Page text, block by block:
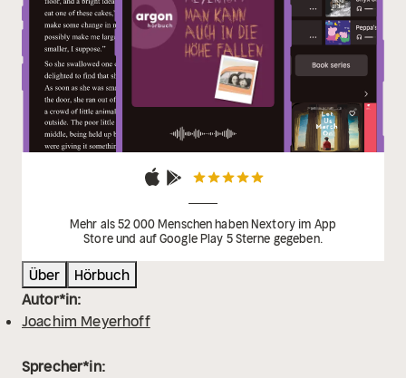
Mehr als 52 000 Menschen haben Nextory im App
Store und auf Google Play 5 Sterne gegeben.
Über
Hörbuch
Autor*in:
Joachim Meyerhoff
Sprecher*in: